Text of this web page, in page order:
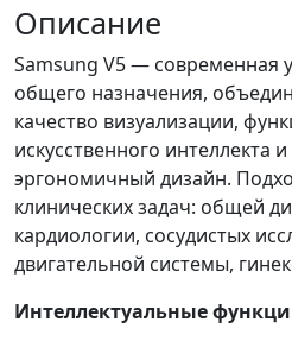
Описание
Samsung V5 — современная
общего назначения,
качество визуализации,
искусственного интеллекта
эргономичный дизайн.
клинических задач: общей
кардиологии, сосудистых
двигательной системы,
Интеллектуальные